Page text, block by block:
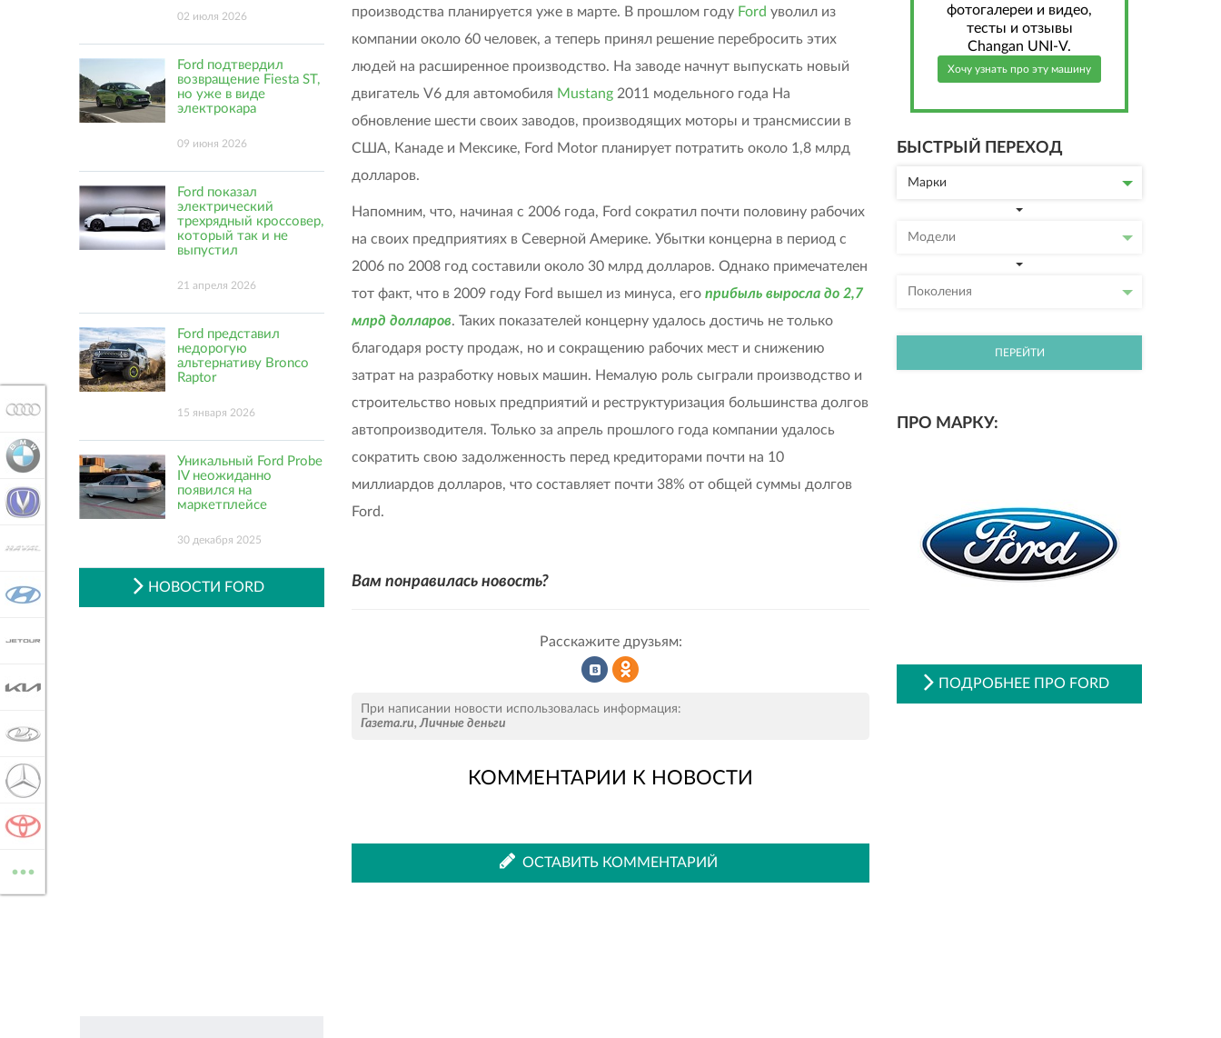
производства планируется уже в марте. В прошлом году Ford уволил из
компании около 60 человек, а теперь принял решение перебросить этих
людей на расширенное производство. На заводе начнут выпускать новый
двигатель V6 для автомобиля Mustang 2011 модельного года На
обновление шести своих заводов, производящих моторы и трансмиссии в
США, Канаде и Мексике, Ford Motor планирует потратить около 1,8 млрд
долларов.
Напомним, что, начиная с 2006 года, Ford сократил почти половину рабочих
на своих предприятиях в Северной Америке. Убытки концерна в период с
2006 по 2008 год составили около 30 млрд долларов. Однако примечателен
тот факт, что в 2009 году Ford вышел из минуса, его прибыль выросла до 2,7
млрд долларов. Таких показателей концерну удалось достичь не только
благодаря росту продаж, но и сокращению рабочих мест и снижению
затрат на разработку новых машин. Немалую роль сыграли производство и
строительство новых предприятий и реструктуризация большинства долгов
автопроизводителя. Только за апрель прошлого года компании удалось
сократить свою задолженность перед кредиторами почти на 10
миллиардов долларов, что составляет почти 38% от общей суммы долгов
Ford.
Вам понравилась новость?
Расскажите друзьям:
во
ВКонтакте
Одноклассниках
При написании новости использовалась информация:
Газета.ru,Личные деньги
КОММЕНТАРИИ К НОВОСТИ
ОСТАВИТЬ КОММЕНТАРИЙ
02 июля 2026
Ford подтвердил
возвращение Fiesta ST,
но уже в виде
электрокара
09 июня 2026
Ford показал
электрический
трехрядный кроссовер,
который так и не
выпустил
21 апреля 2026
Ford представил
недорогую
альтернативу Bronco
Raptor
15 января 2026
Уникальный Ford Probe
IV неожиданно
появился на
маркетплейсе
30 декабря 2025
НОВОСТИ FORD
фотогалереи и видео,
тесты и отзывы
Changan UNI-V.
Хочу узнать про эту машину
БЫСТРЫЙ ПЕРЕХОД
Марки
Модели
Поколения
ПЕРЕЙТИ
ПРО МАРКУ:
ПОДРОБНЕЕ ПРО FORD
BMW
CHANGAN
...